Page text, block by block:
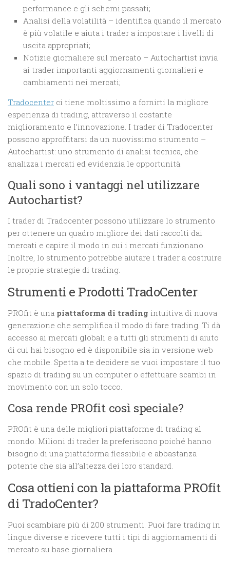
performance e gli schemi passati;
Analisi della volatilità – identifica quando il mercato
è più volatile e aiuta i trader a impostare i livelli di
uscita appropriati;
Notizie giornaliere sul mercato – Autochartist invia
ai trader importanti aggiornamenti giornalieri e
cambiamenti nei mercati;
Tradocenter ci tiene moltissimo a fornirti la migliore
esperienza di trading, attraverso il costante
miglioramento e l’innovazione. I trader di Tradocenter
possono approffitarsi da un nuovissimo strumento –
Autochartist: uno strumento di analisi tecnica, che
analizza i mercati ed evidenzia le opportunità.
Quali sono i vantaggi nel utilizzare
Autochartist?
I trader di Tradocenter possono utilizzare lo strumento
per ottenere un quadro migliore dei dati raccolti dai
mercati e capire il modo in cui i mercati funzionano.
Inoltre, lo strumento potrebbe aiutare i trader a costruire
le proprie strategie di trading.
Strumenti e Prodotti TradoCenter
PROfit è una piattaforma di trading intuitiva di nuova
generazione che semplifica il modo di fare trading. Ti dà
accesso ai mercati globali e a tutti gli strumenti di aiuto
di cui hai bisogno ed è disponibile sia in versione web
che mobile. Spetta a te decidere se vuoi impostare il tuo
spazio di trading su un computer o effettuare scambi in
movimento con un solo tocco.
Cosa rende PROfit così speciale?
PROfit è una delle migliori piattaforme di trading al
mondo. Milioni di trader la preferiscono poiché hanno
bisogno di una piattaforma flessibile e abbastanza
potente che sia all’altezza dei loro standard.
Cosa ottieni con la piattaforma PROfit
di TradoCenter?
Puoi scambiare più di 200 strumenti. Puoi fare trading in
lingue diverse e ricevere tutti i tipi di aggiornamenti di
mercato su base giornaliera.